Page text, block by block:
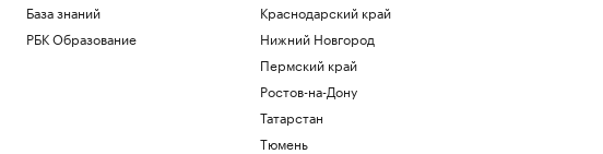
База знаний
РБК Образование
Краснодарский край
Нижний Новгород
Пермский край
Ростов-на-Дону
Татарстан
Тюмень